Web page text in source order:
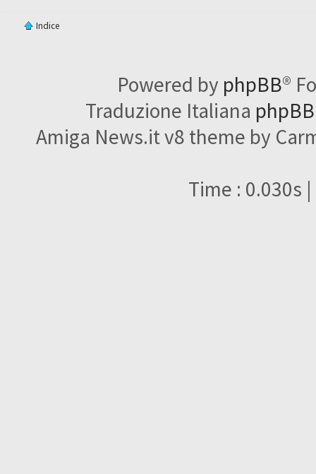
Indice
Powered by phpBB®
Traduzione Italiana
Amiga News.it v8 theme by
Time : 0.030s